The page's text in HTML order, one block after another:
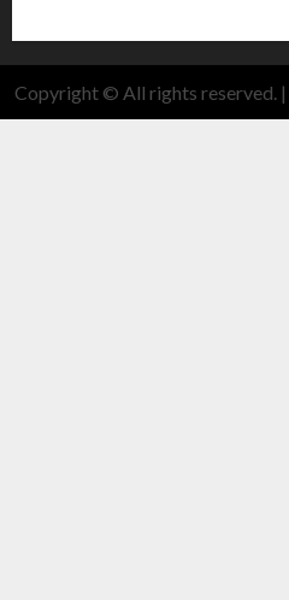
Copyright © All rights reserved. |